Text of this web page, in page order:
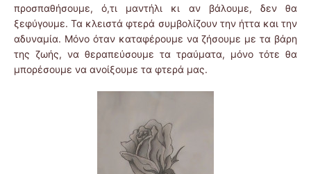
προσπαθήσουμε, ό,τι μαντήλι κι αν βάλουμε, δεν θα
ξεφύγουμε. Τα κλειστά φτερά συμβολίζουν την ήττα και την
αδυναμία. Μόνο όταν καταφέρουμε να ζήσουμε με τα βάρη
της ζωής, να θεραπεύσουμε τα τραύματα, μόνο τότε θα
μπορέσουμε να ανοίξουμε τα φτερά μας.